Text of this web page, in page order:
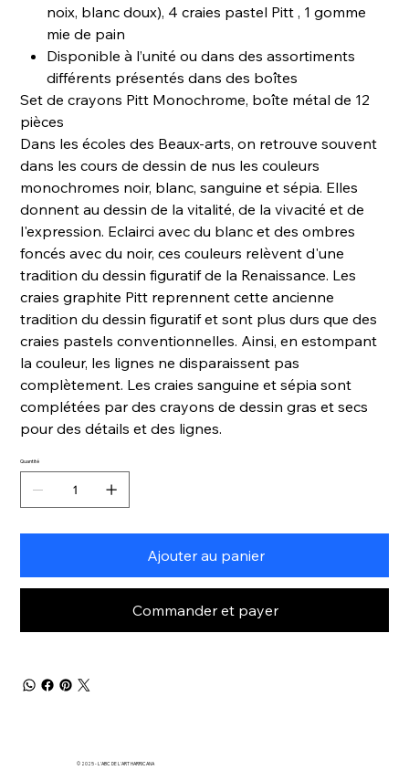
noix, blanc doux), 4 craies pastel Pitt , 1 gomme
mie de pain
Disponible à l’unité ou dans des assortiments
différents présentés dans des boîtes
Set de crayons Pitt Monochrome, boîte métal de 12
pièces
Dans les écoles des Beaux-arts, on retrouve souvent
dans les cours de dessin de nus les couleurs
monochromes noir, blanc, sanguine et sépia. Elles
donnent au dessin de la vitalité, de la vivacité et de
l'expression. Eclairci avec du blanc et des ombres
foncés avec du noir, ces couleurs relèvent d'une
tradition du dessin figuratif de la Renaissance. Les
craies graphite Pitt reprennent cette ancienne
tradition du dessin figuratif et sont plus durs que des
craies pastels conventionnelles. Ainsi, en estompant
la couleur, les lignes ne disparaissent pas
complètement. Les craies sanguine et sépia sont
complétées par des crayons de dessin gras et secs
pour des détails et des lignes.
Quantité
Ajouter au panier
Commander et payer
© 2025 - L'ABC DE L'ART HARRICANA